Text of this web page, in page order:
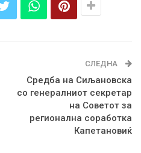
СЛЕДНА
Средба на Сиљановска
со генералниот секретар
на Советот за
регионална соработка
Капетановиќ